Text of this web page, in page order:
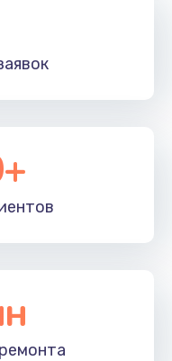
ремонта